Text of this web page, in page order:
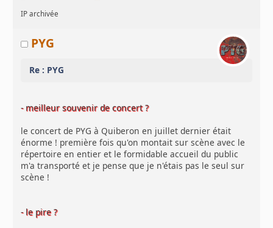
IP archivée
PYG
Re : PYG
- meilleur souvenir de concert ?
le concert de PYG à Quiberon en juillet dernier était
énorme ! première fois qu'on montait sur scène avec le
répertoire en entier et le formidable accueil du public
m'a transporté et je pense que je n'étais pas le seul sur
scène !
- le pire ?